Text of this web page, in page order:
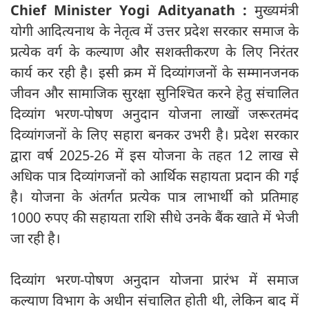
Chief Minister Yogi Adityanath : मुख्यमंत्री
योगी आदित्यनाथ के नेतृत्व में उत्तर प्रदेश सरकार समाज के
प्रत्येक वर्ग के कल्याण और सशक्तीकरण के लिए निरंतर
कार्य कर रही है। इसी क्रम में दिव्यांगजनों के सम्मानजनक
जीवन और सामाजिक सुरक्षा सुनिश्चित करने हेतु संचालित
दिव्यांग भरण-पोषण अनुदान योजना लाखों जरूरतमंद
दिव्यांगजनों के लिए सहारा बनकर उभरी है। प्रदेश सरकार
द्वारा वर्ष 2025-26 में इस योजना के तहत 12 लाख से
अधिक पात्र दिव्यांगजनों को आर्थिक सहायता प्रदान की गई
है। योजना के अंतर्गत प्रत्येक पात्र लाभार्थी को प्रतिमाह
1000 रुपए की सहायता राशि सीधे उनके बैंक खाते में भेजी
जा रही है।
दिव्यांग भरण-पोषण अनुदान योजना प्रारंभ में समाज
कल्याण विभाग के अधीन संचालित होती थी, लेकिन बाद में